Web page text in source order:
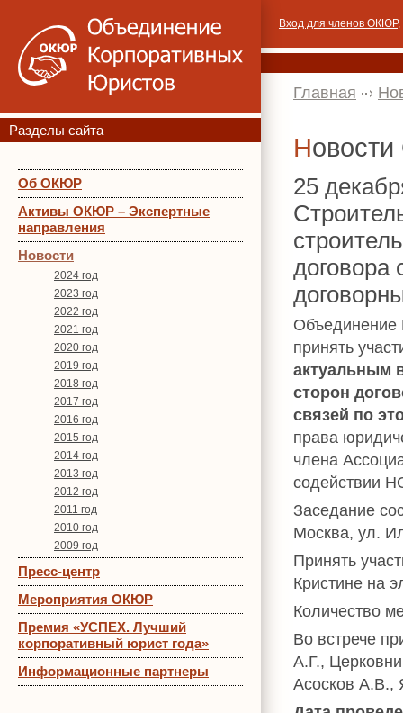
Разделы сайта
Об ОКЮР
Активы ОКЮР – Экспертные
направления
Новости
2024 год
2023 год
2022 год
2021 год
2020 год
2019 год
2018 год
2017 год
2016 год
2015 год
2014 год
2013 год
2012 год
2011 год
2010 год
2009 год
Пресс-центр
Мероприятия ОКЮР
Премия «УСПЕХ. Лучший
корпоративный юрист года»
Информационные партнеры
Вход для членов ОКЮР,
Главная
25
договора
Объединение
принять
актуальным
сторон
связей по
права
члена
содействии
Заседание
Москва, ул.
Принять
Кристине на
Количество
Во встрече
А.Г.,
Асосков А.В.,